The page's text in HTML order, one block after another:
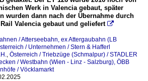
Werk in Valencia gebaut, später
wurden dann nach der Übernahme durch
Valencia gebaut und geliefert 
/ Atterseebahn, ex Attergaubahn (LB
/ Unternehmen / Stern & Hafferl
, Österreich / Triebzüge (Schmalpur) / STADLER
/ Westbahn (Wien - Linz - Salzburg), ÖBB
/ Vöcklamarkt